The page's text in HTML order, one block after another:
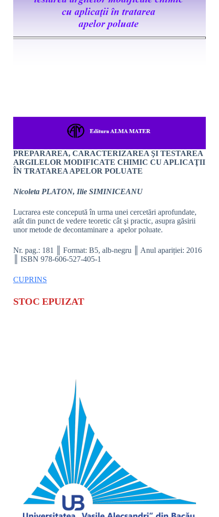
PREPARAREA, CARACTERIZAREA ŞI TESTAREA
ARGILELOR MODIFICATE CHIMIC CU APLICAŢII
ÎN TRATAREA APELOR POLUATE
Nicoleta PLATON, Ilie SIMINICEANU
Lucrarea este concepută în urma unei cercetări aprofundate,
atât din punct de vedere teoretic cât şi practic, asupra găsirii
unor metode de decontaminare a apelor poluate.
Nr. pag.: 181 ║ Format: B5, alb-negru ║ Anul apariției: 2016
║ ISBN 978-606-527-405-1
CUPRINS
STOC EPUIZAT